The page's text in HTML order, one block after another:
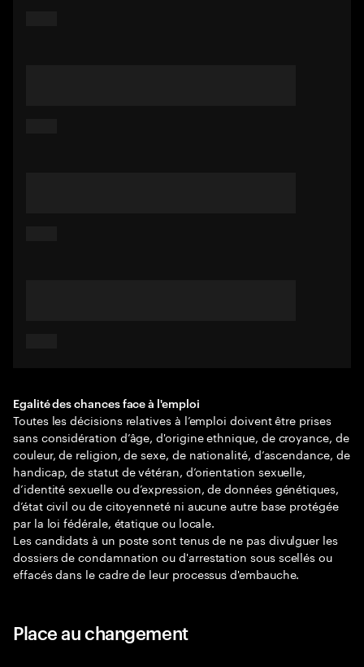
Egalité des chances face à l'emploi
Toutes les décisions relatives à l’emploi doivent être prises
sans considération d’âge, d'origine ethnique, de croyance, de
couleur, de religion, de sexe, de nationalité, d’ascendance, de
handicap, de statut de vétéran, d’orientation sexuelle,
d’identité sexuelle ou d’expression, de données génétiques,
d’état civil ou de citoyenneté ni aucune autre base protégée
par la loi fédérale, étatique ou locale.
Les candidats à un poste sont tenus de ne pas divulguer les
dossiers de condamnation ou d'arrestation sous scellés ou
effacés dans le cadre de leur processus d'embauche.
Place au changement